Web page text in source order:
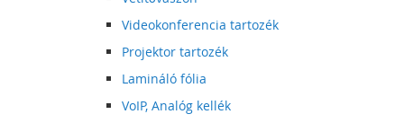
Videokonferencia tartozék
Projektor tartozék
Lamináló fólia
VoIP, Analóg kellék